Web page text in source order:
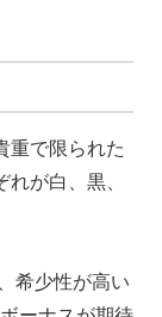
重で限られた
が白、黒、
希少性が高い